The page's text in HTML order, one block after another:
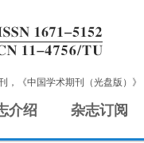
，《中国学术期刊（光盘版）
介绍 杂志订阅